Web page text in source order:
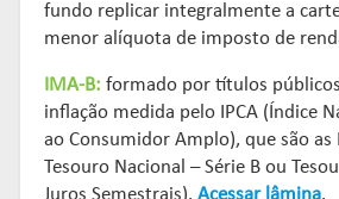
fundo replicar integralmente a
menor alíquota de imposto de
IMA-B: formado por títulos
inflação medida pelo IPCA (Índice
ao Consumidor Amplo), que são as
Tesouro Nacional – Série B ou